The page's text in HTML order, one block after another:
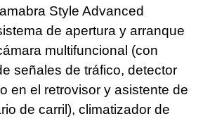
Style Advanced
de apertura y arranque
multifuncional (con
señales de tráfico, detector
en el retrovisor y asistente de
de carril), climatizador de